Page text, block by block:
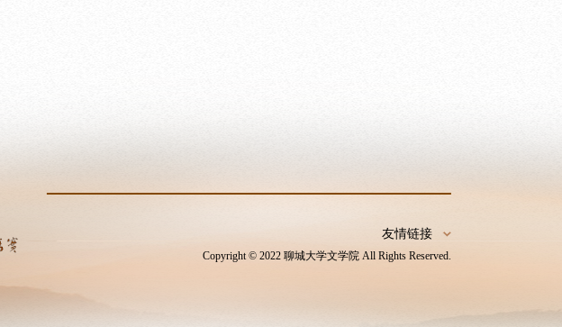
友情链接
Copyright © 2022 聊城大学文学院 All Rights Reserved.